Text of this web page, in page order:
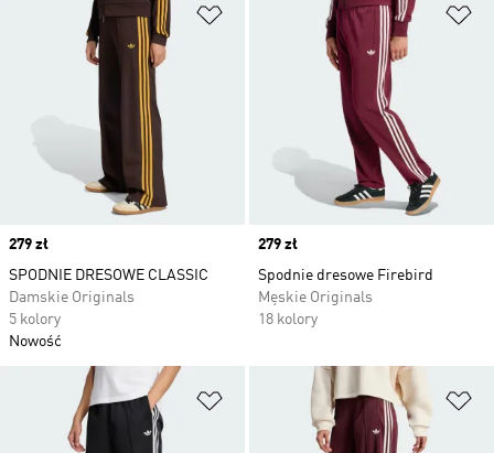
Dodaj do listy życzeń
Price
279 zł
SPODNIE DRESOWE CLASSIC
Damskie Originals
5 kolory
Nowość
Price
279 zł
Spodnie dresowe Firebird
Męskie Originals
18 kolory
Dodaj do listy życzeń